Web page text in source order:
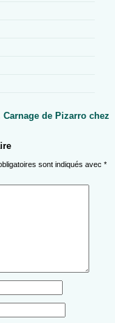
Carnage de Pizarro chez
sont indiqués avec *